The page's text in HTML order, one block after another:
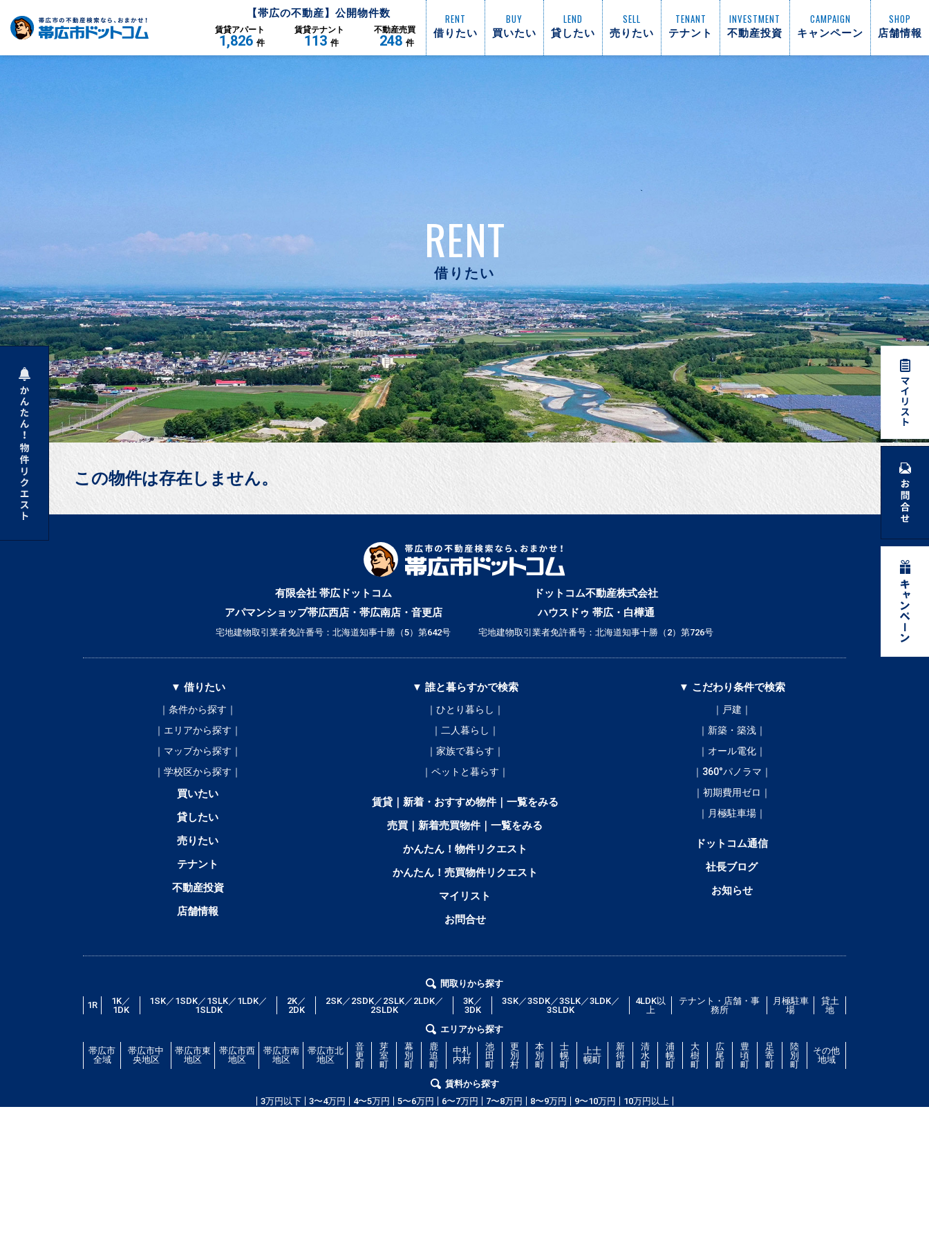
【帯広の不動産】公開物件数
賃貸アパート
1,826 件
賃貸テナント
113 件
不動産売買
248 件
RENT
借りたい
BUY
買いたい
LEND
貸したい
SELL
売りたい
TENANT
テナント
INVESTMENT
不動産投資
CAMPAIGN
キャンペーン
SHOP
店舗情報
RENT
借りたい
この物件は存在しません。
有限会社 帯広ドットコム
アパマンショップ帯広西店・帯広南店・音更店
宅地建物取引業者免許番号：北海道知事十勝（5）第642号
ドットコム不動産株式会社
ハウスドゥ 帯広・白樺通
宅地建物取引業者免許番号：北海道知事十勝（2）第726号
▼ 借りたい
｜条件から探す｜
｜エリアから探す｜
｜マップから探す｜
｜学校区から探す｜
買いたい
貸したい
売りたい
テナント
不動産投資
店舗情報
▼ 誰と暮らすかで検索
｜ひとり暮らし｜
｜二人暮らし｜
｜家族で暮らす｜
｜ペットと暮らす｜
賃貸｜新着・おすすめ物件｜一覧をみる
売買｜新着売買物件｜一覧をみる
かんたん！物件リクエスト
かんたん！売買物件リクエスト
マイリスト
お問合せ
▼ こだわり条件で検索
｜戸建｜
｜新築・築浅｜
｜オール電化｜
｜360°パノラマ｜
｜初期費用ゼロ｜
｜月極駐車場｜
ドットコム通信
社長ブログ
お知らせ
間取りから探す
1R
1K／
1DK
1SK／1SDK／1SLK／1LDK／
1SLDK
2K／
2DK
2SK／2SDK／2SLK／2LDK／
2SLDK
3K／
3DK
3SK／3SDK／3SLK／3LDK／
3SLDK
4LDK以
上
テナント・店舗・事
務所
月極駐車
場
貸土
地
エリアから探す
帯広市
全域
帯広市中
央地区
帯広市東
地区
帯広市西
地区
帯広市南
地区
帯広市北
地区
音
更
町
芽
室
町
幕
別
町
鹿
追
町
中札
内村
池
田
町
更
別
村
本
別
町
士
幌
町
上士
幌町
新
得
町
清
水
町
浦
幌
町
大
樹
町
広
尾
町
豊
頃
町
足
寄
町
陸
別
町
その他
地域
賃料から探す
3万円以下
3〜4万円 4〜5万円 5〜6万円 6〜7万円 7〜8万円 8〜9万円 9〜10万円 10万円以上